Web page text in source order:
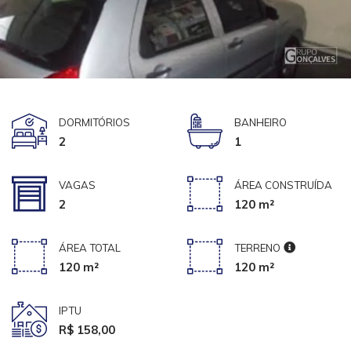
DORMITÓRIOS
2
BANHEIRO
1
VAGAS
2
ÁREA CONSTRUÍDA
120 m²
ÁREA TOTAL
120 m²
TERRENO
120 m²
IPTU
R$ 158,00